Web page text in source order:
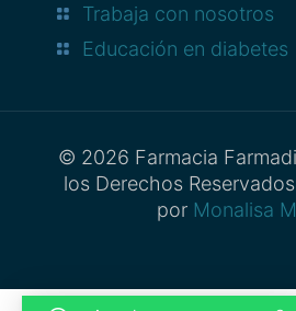
Trabaja con nosotros
Educación en diabetes
© 2026 Farmacia
los Derechos
por Monalisa